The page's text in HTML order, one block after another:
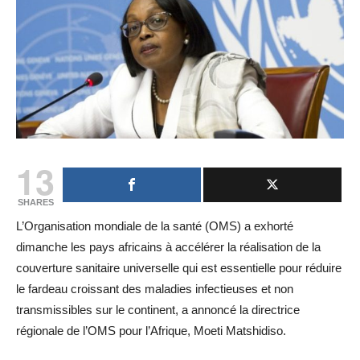
13
SHARES
L’Organisation mondiale de la santé (OMS) a exhorté
dimanche les pays africains à accélérer la réalisation de la
couverture sanitaire universelle qui est essentielle pour réduire
le fardeau croissant des maladies infectieuses et non
transmissibles sur le continent, a annoncé la directrice
régionale de l’OMS pour l’Afrique, Moeti Matshidiso.